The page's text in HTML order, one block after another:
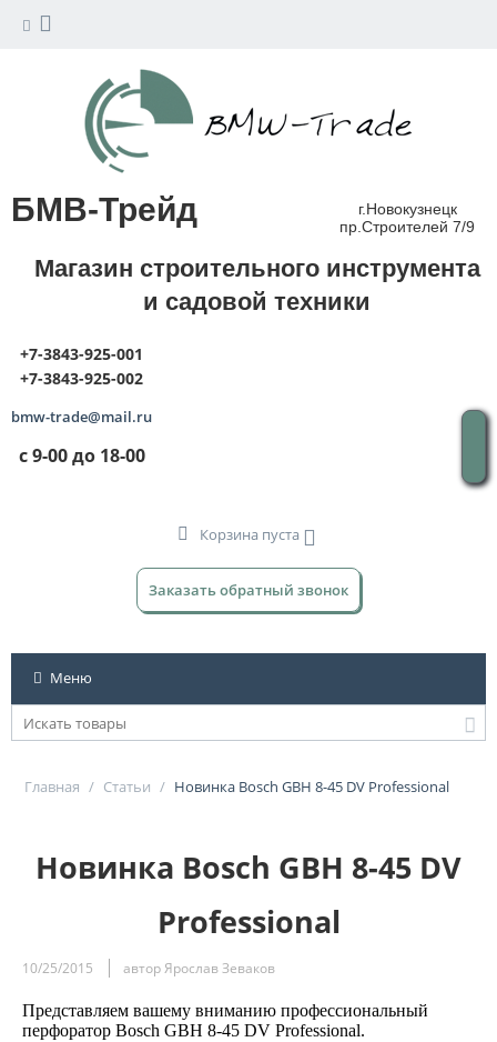
БМВ-Трейд
г.Новокузнецк
пр.Строителей 7/9
Магазин строительного инструмента
и садовой техники
+7-3843-925-001
+7-3843-925-002
bmw-trade@mail.ru
с 9-00 до 18-00
Корзина пуста
Заказать обратный звонок
Меню
Главная / Статьи / Новинка Bosch GBH 8-45 DV Professional
Новинка Bosch GBH 8-45 DV
Professional
10/25/2015 автор Ярослав Зеваков
Представляем вашему вниманию профессиональный
перфоратор Bosch GBH 8-45 DV Professional.